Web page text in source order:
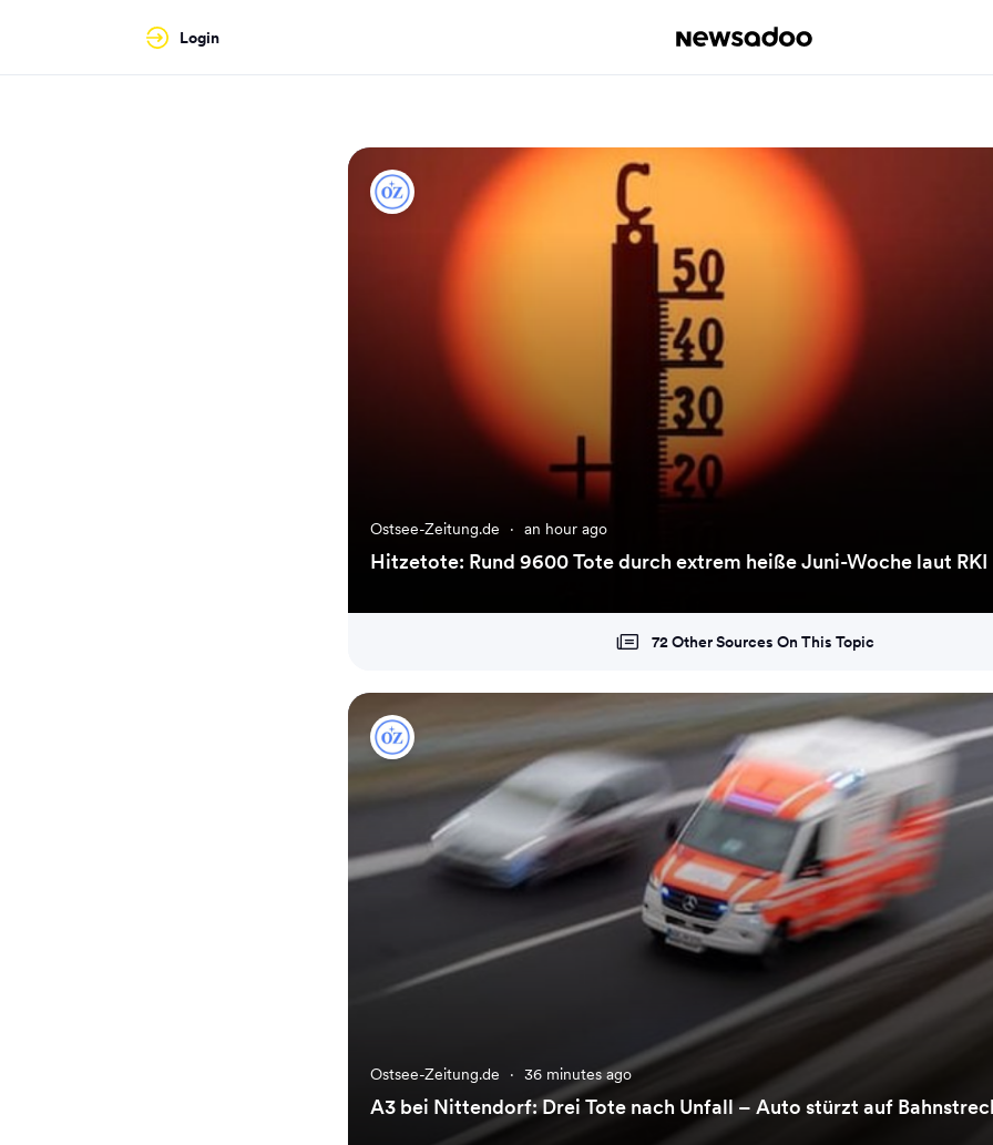
Login
Ostsee-Zeitung.de · an hour ago
Hitzetote: Rund 9600 Tote durch extrem heiße Juni-Woche laut RKI
72 Other Sources On This Topic
Ostsee-Zeitung.de · 36 minutes ago
A3 bei Nittendorf: Drei Tote nach Unfall – Auto stürzt auf